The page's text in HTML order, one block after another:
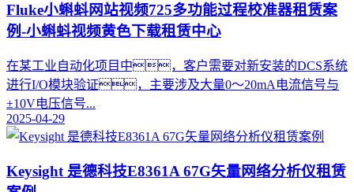
Fluke小蝌蚪网站视频725多功能过程校准器租赁案
例-小蝌蚪视频黄色下载租赁中心
在某工业自动化项目中，客户需要对新安装的DCS系统
进行I/O模块验证，主要涉及大量0～20mA电流信号与
±10V电压信号...
2025-04-29
Keysight 是德科技E8361A 67G矢量网络分析仪租赁